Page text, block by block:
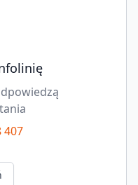
407